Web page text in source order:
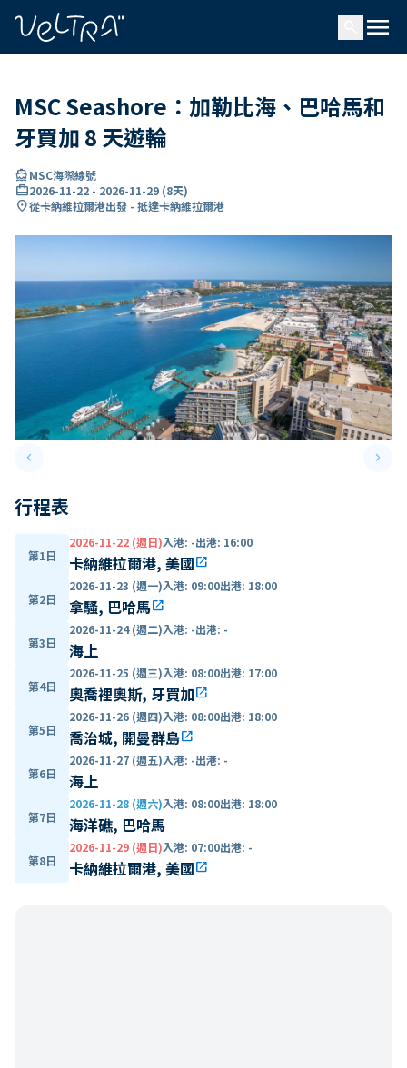
menu
MSC Seashore：加勒比海、巴哈馬和
牙買加 8 天遊輪
directions_boatMSC海際線號
card_travel2026-11-22 - 2026-11-29 (8天)
location_on從卡納維拉爾港出發 - 抵達卡納維拉爾港
keyboard_arrow_leftPrevious slide keyboard_arrow_right
行程表
第1日
2026-11-22 (週日)入港: -出港: 16:00
卡納維拉爾港, 美國open_in_new
第2日
2026-11-23 (週一)入港: 09:00出港: 18:00
拿騷, 巴哈馬open_in_new
第3日
2026-11-24 (週二)入港: -出港: -
海上
第4日
2026-11-25 (週三)入港: 08:00出港: 17:00
奧喬裡奧斯, 牙買加open_in_new
第5日
2026-11-26 (週四)入港: 08:00出港: 18:00
喬治城, 開曼群島open_in_new
第6日
2026-11-27 (週五)入港: -出港: -
海上
第7日
2026-11-28 (週六)入港: 08:00出港: 18:00
海洋礁, 巴哈馬
第8日
2026-11-29 (週日)入港: 07:00出港: -
卡納維拉爾港, 美國open_in_new